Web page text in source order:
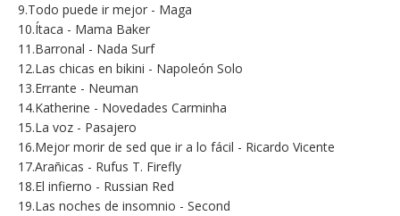
9.Todo puede ir mejor - Maga
10.Ítaca - Mama Baker
11.Barronal - Nada Surf
12.Las chicas en bikini - Napoleón Solo
13.Errante - Neuman
14.Katherine - Novedades Carminha
15.La voz - Pasajero
16.Mejor morir de sed que ir a lo fácil - Ricardo Vicente
17.Arañicas - Rufus T. Firefly
18.El infierno - Russian Red
19.Las noches de insomnio - Second